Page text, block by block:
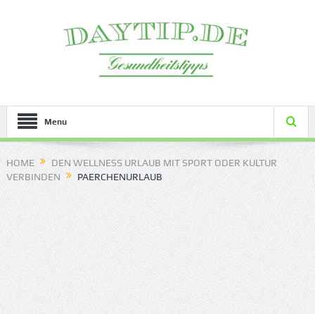
Menu
HOME
DEN WELLNESS URLAUB MIT SPORT ODER KULTUR
VERBINDEN
PAERCHENURLAUB